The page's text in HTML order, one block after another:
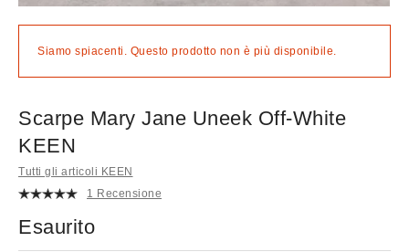
Siamo spiacenti. Questo prodotto non è più disponibile.
Scarpe Mary Jane Uneek Off-White
KEEN
Tutti gli articoli KEEN
1 Recensione
Esaurito